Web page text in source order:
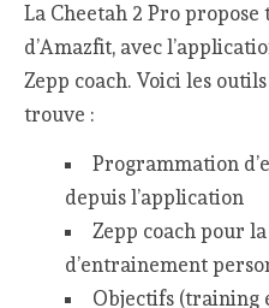
La Cheetah 2 Pro propose
d’Amazfit, avec
Zepp coach. Voici les
trouve :
Programmation
depuis l’application
Zepp coach pour
d’entrainement
Objectifs (training